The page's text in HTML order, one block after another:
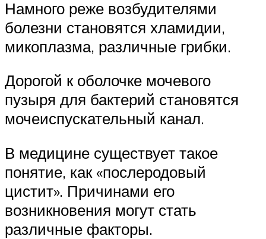
Намного реже возбудителями
болезни становятся хламидии,
микоплазма, различные грибки.
Дорогой к оболочке мочевого
пузыря для бактерий становятся
мочеиспускательный канал.
В медицине существует такое
понятие, как «послеродовый
цистит». Причинами его
возникновения могут стать
различные факторы.